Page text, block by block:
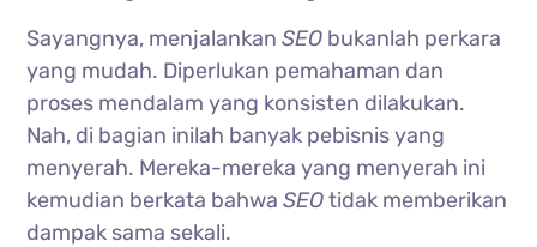
Sayangnya, menjalankanSEO bukanlah perkara
yang mudah. Diperlukan pemahaman dan
proses mendalam yang konsisten dilakukan.
Nah, di bagian inilah banyak pebisnis yang
menyerah. Mereka-mereka yang menyerah ini
kemudian berkata bahwaSEOtidak memberikan
dampak sama sekali.